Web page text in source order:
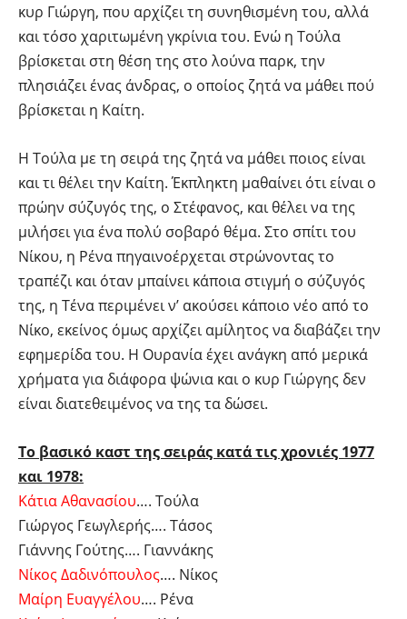
κυρ Γιώργη, που αρχίζει τη συνηθισμένη του, αλλά
και τόσο χαριτωμένη γκρίνια του. Ενώ η Τούλα
βρίσκεται στη θέση της στο λούνα παρκ, την
πλησιάζει ένας άνδρας, ο οποίος ζητά να μάθει πού
βρίσκεται η Καίτη.
Η Τούλα με τη σειρά της ζητά να μάθει ποιος είναι
και τι θέλει την Καίτη. Έκπληκτη μαθαίνει ότι είναι ο
πρώην σύζυγός της, ο Στέφανος, και θέλει να της
μιλήσει για ένα πολύ σοβαρό θέμα. Στο σπίτι του
Νίκου, η Ρένα πηγαινοέρχεται στρώνοντας το
τραπέζι και όταν μπαίνει κάποια στιγμή ο σύζυγός
της, η Τένα περιμένει ν’ ακούσει κάποιο νέο από το
Νίκο, εκείνος όμως αρχίζει αμίλητος να διαβάζει την
εφημερίδα του. Η Ουρανία έχει ανάγκη από μερικά
χρήματα για διάφορα ψώνια και ο κυρ Γιώργης δεν
είναι διατεθειμένος να της τα δώσει.
Το βασικό καστ της σειράς κατά τις χρονιές 1977
και 1978:
Κάτια Αθανασίου…. Τούλα
Γιώργος Γεωγλερής…. Τάσος
Γιάννης Γούτης…. Γιαννάκης
Νίκος Δαδινόπουλος…. Νίκος
Μαίρη Ευαγγέλου…. Ρένα